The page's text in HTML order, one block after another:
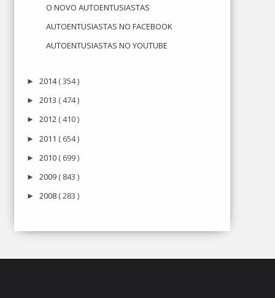
O NOVO AUTOENTUSIASTAS
AUTOENTUSIASTAS NO FACEBOOK
AUTOENTUSIASTAS NO YOUTUBE
► 2014( 354 )
► 2013 ( 474 )
► 2012 ( 410 )
► 2011 ( 654 )
► 2010 ( 699 )
► 2009 ( 843 )
► 2008 ( 283 )